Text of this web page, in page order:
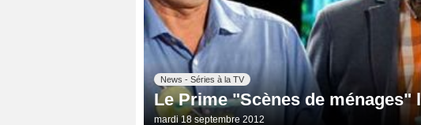
News - Séries à la TV
Le Prime "Scènes de ménages"
mardi 18 septembre 2012